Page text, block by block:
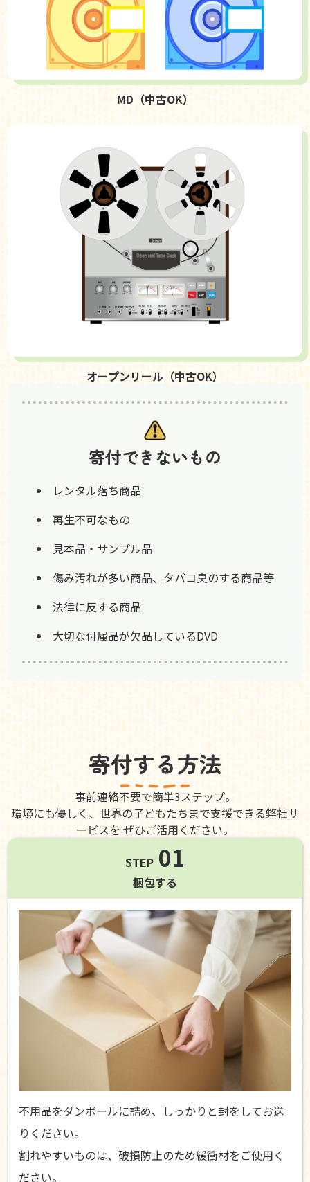
MD（中古OK）
オープンリール（中古OK）
寄付できないもの
レンタル落ち商品
再生不可なもの
見本品・サンプル品
傷み汚れが多い商品、タバコ臭のする商品等
法律に反する商品
大切な付属品が欠品しているDVD
寄付する方法
事前連絡不要で簡単3ステップ。
環境にも優しく、世界の子どもたちまで支援できる弊社サ
ービスを ぜひご活用ください。
STEP 01
梱包する
不用品をダンボールに詰め、しっかりと封をしてお送
りください。
割れやすいものは、破損防止のため緩衝材をご使用く
ださい。